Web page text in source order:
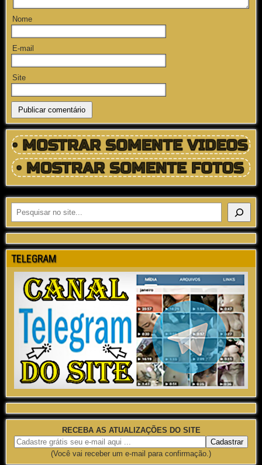
Nome
E-mail
Site
TELEGRAM
RECEBA AS ATUALIZAÇÕES DO SITE
(Você vai receber um e-mail para confirmação.)